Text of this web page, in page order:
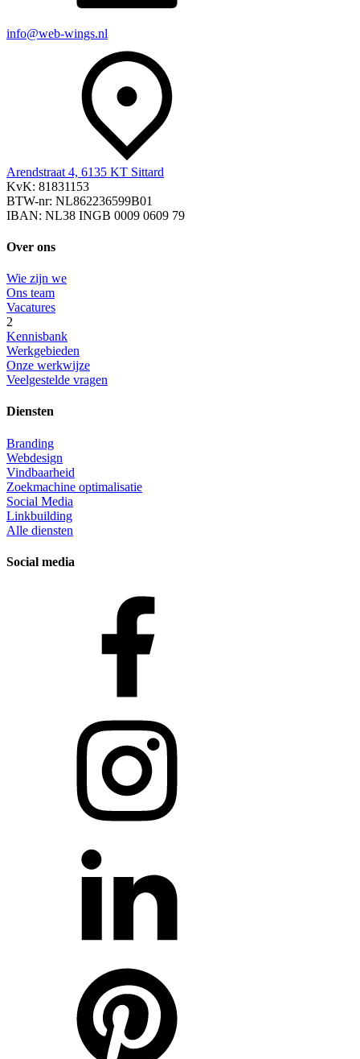
info@web-wings.nl
Arendstraat 4, 6135 KT Sittard
KvK: 81831153
BTW-nr: NL862236599B01
IBAN: NL38 INGB 0009 0609 79
Over ons
Wie zijn we
Ons team
Vacatures
2
Kennisbank
Werkgebieden
Onze werkwijze
Veelgestelde vragen
Diensten
Branding
Webdesign
Vindbaarheid
Zoekmachine optimalisatie
Social Media
Linkbuilding
Alle diensten
Social media